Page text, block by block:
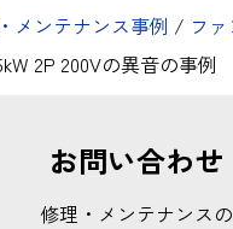
メンテナンス事例 / フ
2P 200Vの異音の事例
お問い合わせ
修理・メンテナンスの